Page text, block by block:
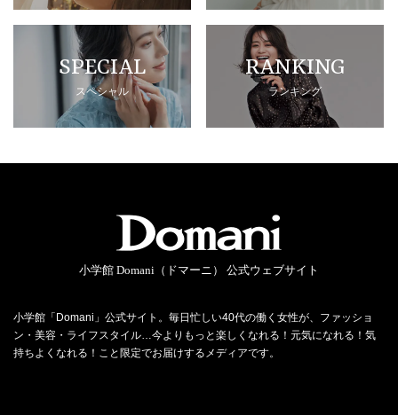
SPECIAL
スペシャル
RANKING
ランキング
小学館 Domani（ドマーニ） 公式ウェブサイト
小学館「Domani」公式サイト。毎日忙しい40代の働く女性が、ファッショ
ン・美容・ライフスタイル…今よりもっと楽しくなれる！元気になれる！気
持ちよくなれる！こと限定でお届けするメディアです。